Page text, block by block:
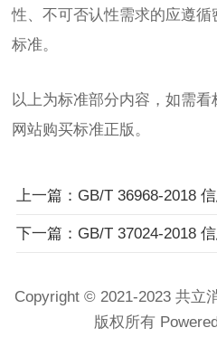
性、不可否认性需求的应遵
标准。
以上为标准部分内容，如需
网站购买标准正版。
Copyright © 2021-2023 共立
版权所有